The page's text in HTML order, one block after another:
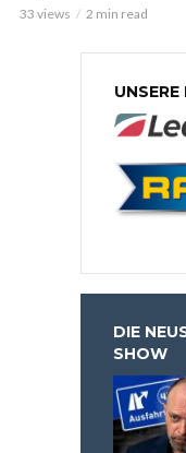
33 views 2 min read
UNSERE
DIE
SHOW